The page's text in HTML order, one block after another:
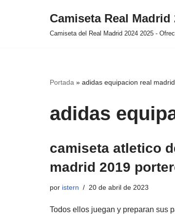
Camiseta Real
Camiseta del Real Madrid 2024 2025 -
Portada » adidas equipacion real madrid
adidas
camiseta atletico
madrid 2019
por istern 20 de abril de 2023
Todos ellos juegan y preparan sus